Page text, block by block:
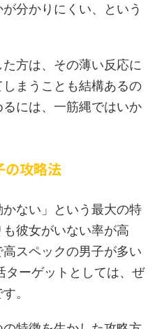
分かりにくい、という
方は、その薄い反応に
しまうことも結構あるの
には、一筋縄ではいか
の攻略法
ない」という最大の特
彼女がいない率が高
スペックの男子が多い
ターゲットとしては、ぜ
。